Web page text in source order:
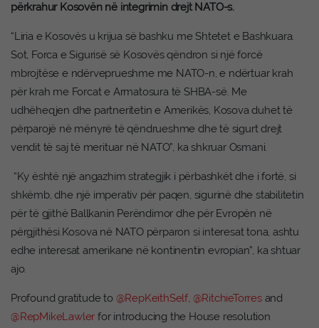
përkrahur Kosovën në integrimin drejt NATO-s.
“Liria e Kosovës u krijua së bashku me Shtetet e Bashkuara.
Sot, Forca e Sigurisë së Kosovës qëndron si një forcë
mbrojtëse e ndërveprueshme me NATO-n, e ndërtuar krah
për krah me Forcat e Armatosura të SHBA-së. Me
udhëheqjen dhe partneritetin e Amerikës, Kosova duhet të
përparojë në mënyrë të qëndrueshme dhe të sigurt drejt
vendit të saj të merituar në NATO”, ka shkruar Osmani.
“Ky është një angazhim strategjik i përbashkët dhe i fortë, si
shkëmb, dhe një imperativ për paqen, sigurinë dhe stabilitetin
për të gjithë Ballkanin Perëndimor dhe për Evropën në
përgjithësi.Kosova në NATO përparon si interesat tona, ashtu
edhe interesat amerikane në kontinentin evropian”, ka shtuar
ajo.
Profound gratitude to @RepKeithSelf, @RitchieTorresand
@RepMikeLawler for introducing the House resolution